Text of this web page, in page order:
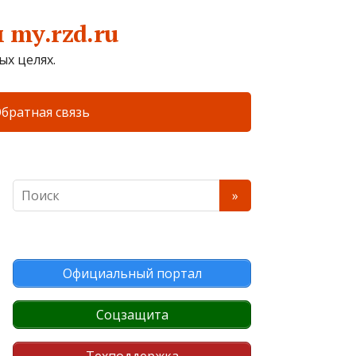
целях.
связь
Официальный портал
Соцзащита